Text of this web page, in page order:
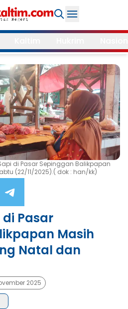
Daerah
Kukar
Samarinda
Bontang
Balikpapan
Kubar
Kutim
PPU
Mahulu
Paser
Berau
More
Feature
Opini
Gaya
Hidup
×
di Pasar Sepinggan Balikpapan
(22/11/2025).( dok : han/kk)
Pasar
Masih
Natal dan
2025